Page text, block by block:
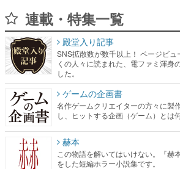
連載・特集一覧
殿堂入り記事
SNS拡散数が数千以上！ ページビ
くの人々に読まれた、電ファミ渾身
した。
ゲームの企画書
名作ゲームクリエイターの方々に製
し、ヒットする企画（ゲーム）とは
赫本
この物語を解いてはいけない。『赫
をした短編ホラー小説集です。